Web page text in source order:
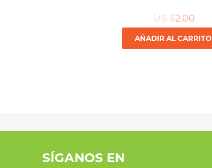
US $2.00
AÑADIR AL CARRITO
SÍGANOS EN